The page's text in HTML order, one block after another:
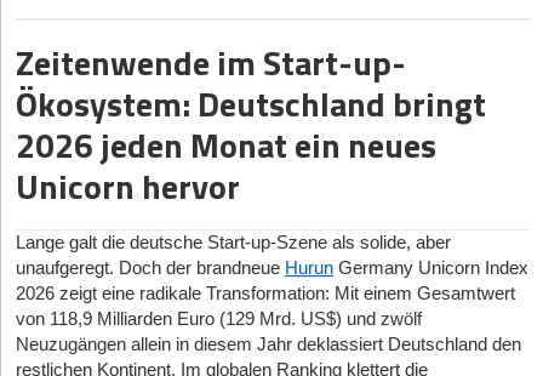
(c) Helmholtz Munich / Matthias Tunger Photodesign
Standort München stärkt bundesweites Life-Science-
Netzwerk
Die moderne, offene Architektur des Gebäudes unterstützt dabei
Zeitenwende im Start-up-
Ökosystem: Deutschland bringt
2026 jeden Monat ein neues
Unicorn hervor
Lange galt die deutsche Start-up-Szene als solide, aber
unaufgeregt. Doch der brandneue Hurun Germany Unicorn Index
2026 zeigt eine radikale Transformation: Mit einem Gesamtwert
von 118,9 Milliarden Euro (129 Mrd. US$) und zwölf
Neuzugängen allein in diesem Jahr deklassiert Deutschland den
restlichen Kontinent. Im globalen Ranking klettert die